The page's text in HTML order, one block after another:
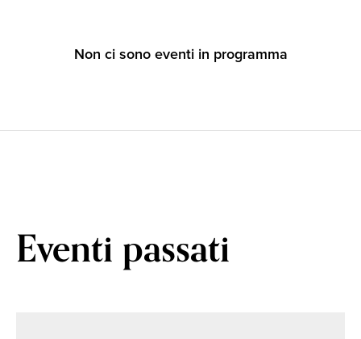
Non ci sono eventi in programma
Eventi passati